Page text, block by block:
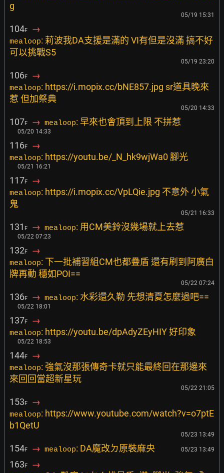
g
05/19 15:31
104F →
mealoop: 莉波我DA支援是滿的 VI有但是沒滿 搞不好
可以挑戰S5
05/19 23:20
106F →
mealoop: https://i.mopix.cc/bNE857.jpg sr道具晚來
惹 但加祭典
05/20 14:33
107F → mealoop: 早來也會頂到上限 不拼惹
05/20 14:33
116F →
mealoop: https://youtu.be/_N_hk9wjWa0 腳光
05/21 16:21
117F →
mealoop: https://i.mopix.cc/VpLQie.jpg 不意外 小氣
鬼
05/21 16:33
131 F → mealoop: 用CM美鈴沒幾場就上去惹
05/22 07:23
132F →
mealoop: 下一批補習組CM也都疊盾 還有刷到阿廣白
牌再動 穩如POI==
05/22 07:24
136F → mealoop: 水彩還久勒 先想清夏怎麼過吧==
05/22 18:01
137F →
mealoop: https://youtu.be/dpAdyZEyHIY 好印象
05/22 18:53
144F →
mealoop: 強氣沒那張傳奇卡就只能最終回在那邊來
來回回當超新星玩
05/22 21:05
153F →
mealoop: https://www.youtube.com/watch?v=o7ptE
b1QetU
05/23 13:49
154F → mealoop: DA魔改ㄉ原裝麻央 05/23 13:49
163F →